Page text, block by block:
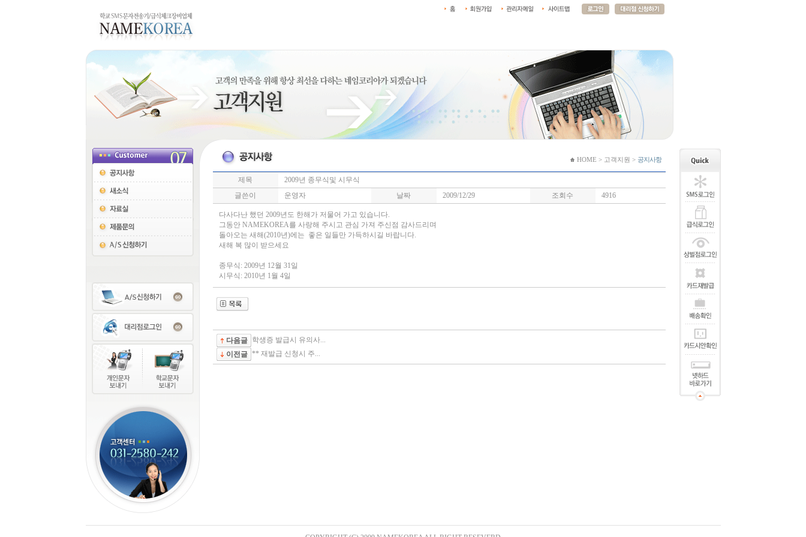
HOME > 고객지원 > 공지사항
제목
2009년 종무식및 시무식
글쓴이
운영자 날짜 2009/12/29 조회수 4916
다사다난 했던 2009년도 한해가 저물어 가고 있습니다.
그동안 NAMEKOREA를 사랑해 주시고 관심 가져 주신점 감사드리며
돌아오는 새해(2010년)에는 좋은 일들만 가득하시길 바랍니다.
새해 복 많이 받으세요
종무식: 2009년 12월 31일
시무식: 2010년 1월 4일
다음글
학생증 발급시 유의사...
이전글 ** 재발급 신청시 주...